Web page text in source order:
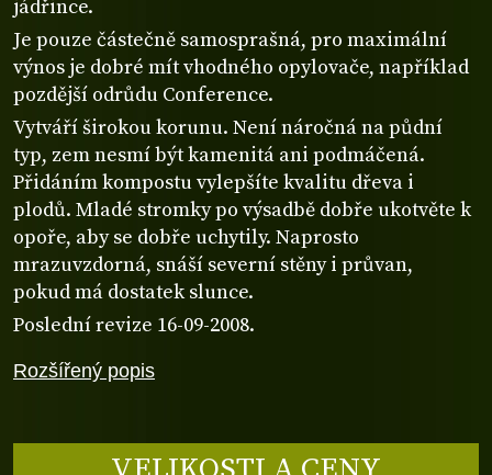
Rozšířený popis
jádřince.
Je pouze částečně samosprašná, pro maximální
výnos je dobré mít vhodného opylovače, například
pozdější odrůdu Conference.
Vytváří širokou korunu. Není náročná na půdní
typ, zem nesmí být kamenitá ani podmáčená.
Přidáním kompostu vylepšíte kvalitu dřeva i
plodů. Mladé stromky po výsadbě dobře ukotvěte k
opoře, aby se dobře uchytily. Naprosto
mrazuvzdorná, snáší severní stěny i průvan,
pokud má dostatek slunce.
Poslední revize 16-09-2008.